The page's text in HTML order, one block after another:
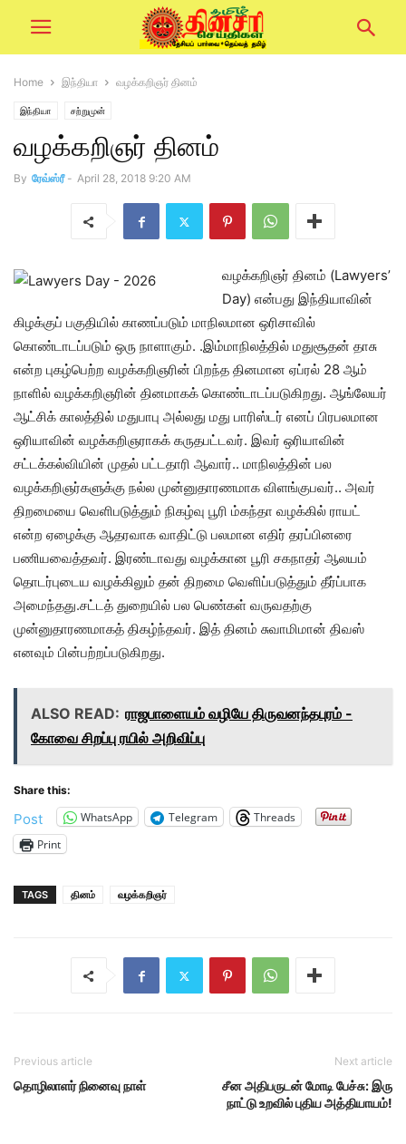
Home இந்தியா வழக்கறிஞர் தினம்
இந்தியா சற்றுமுன்
வழக்கறிஞர் தினம்
By ரேவ்ஸ்ரீ - April 28, 2018 9:20 AM
வழக்கறிஞர் தினம் (Lawyers’
Day) என்பது இந்தியாவின்
கிழக்குப் பகுதியில் காணப்படும் மாநிலமான ஒரிசாவில்
கொண்டாடப்படும் ஒரு நாளாகும். .இம்மாநிலத்தில் மதுசூதன் தாசு
என்ற புகழ்பெற்ற வழக்கறிஞரின் பிறந்த தினமான ஏப்ரல் 28 ஆம்
நாளில் வழக்கறிஞரின் தினமாகக் கொண்டாடப்படுகிறது. ஆங்லேயர்
ஆட்சிக் காலத்தில் மதுபாபு அல்லது மது பாரிஸ்டர் எனப் பிரபலமான
ஒரியாவின் வழக்கறிஞராகக் கருதபட்டவர். இவர் ஒரியாவின்
சட்டக்கல்வியின் முதல் பட்டதாரி ஆவார்.. மாநிலத்தின் பல
வழக்கறிஞர்களுக்கு நல்ல முன்னுதாரணமாக விளங்குபவர்.. அவர்
திறமையை வெளிபடுத்தும் நிகழ்வு பூரி ம்கந்தா வழக்கில் ராயட்
என்ற ஏழைக்கு ஆதரவாக வாதிட்டு பலமான எதிர் தரப்பினரை
பணியவைத்தவர். இரண்டாவது வழக்கான பூரி சகநாதர் ஆலயம்
தொடர்புடைய வழக்கிலும் தன் திறமை வெளிப்படுத்தும் தீர்ப்பாக
அமைந்தது.சட்டத் துறையில் பல பெண்கள் வருவதற்கு
முன்னுதாரணமாகத் திகழ்ந்தவர். இத் தினம் சுவாமிமான் திவஸ்
எனவும் பின்பற்றப்படுகிறது.
ALSO READ: ராஜபாளையம் வழியே திருவனந்தபுரம் -
கோவை சிறப்பு ரயில் அறிவிப்பு
Share this:
Post WhatsApp Telegram
Threads
Print
TAGS தினம் வழக்கறிஞர்
Previous article
தொழிலாளர் நினைவு நாள்
Next article
சீன அதிபருடன் மோடி பேச்சு: இரு
நாட்டு உறவில் புதிய அத்தியாயம்!